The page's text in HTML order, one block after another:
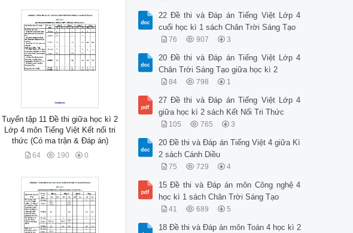
Tuyển tập 11 Đề thi giữa học kì 2
Lớp 4 môn Tiếng Việt Kết nối tri
thức (Có ma trận & Đáp án)
64 190 0
22 Đề thi và Đáp án Tiếng Việt Lớp 4
cuối học kì 1 sách Chân Trời Sáng Tạo
76 907 3
20 Đề thi và Đáp án Tiếng Việt Lớp 4
Chân Trời Sáng Tạo giữa học kì 2
84 798 1
27 Đề thi và Đáp án Tiếng Việt Lớp 4
giữa học kì 2 sách Kết Nối Tri Thức
105 765 3
20 Đề thi và Đáp án Tiếng Việt 4 giữa Kì
2 sách Cánh Diều
75 729 4
15 Đề thi và Đáp án môn Công nghệ 4
học kì 1 sách Chân Trời Sáng Tạo
41 689 5
18 Đề thi và Đáp án môn Toán 4 học kì 2